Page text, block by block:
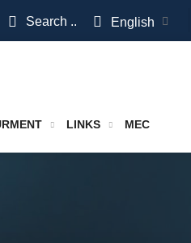
Search .. English
LINKS MEC